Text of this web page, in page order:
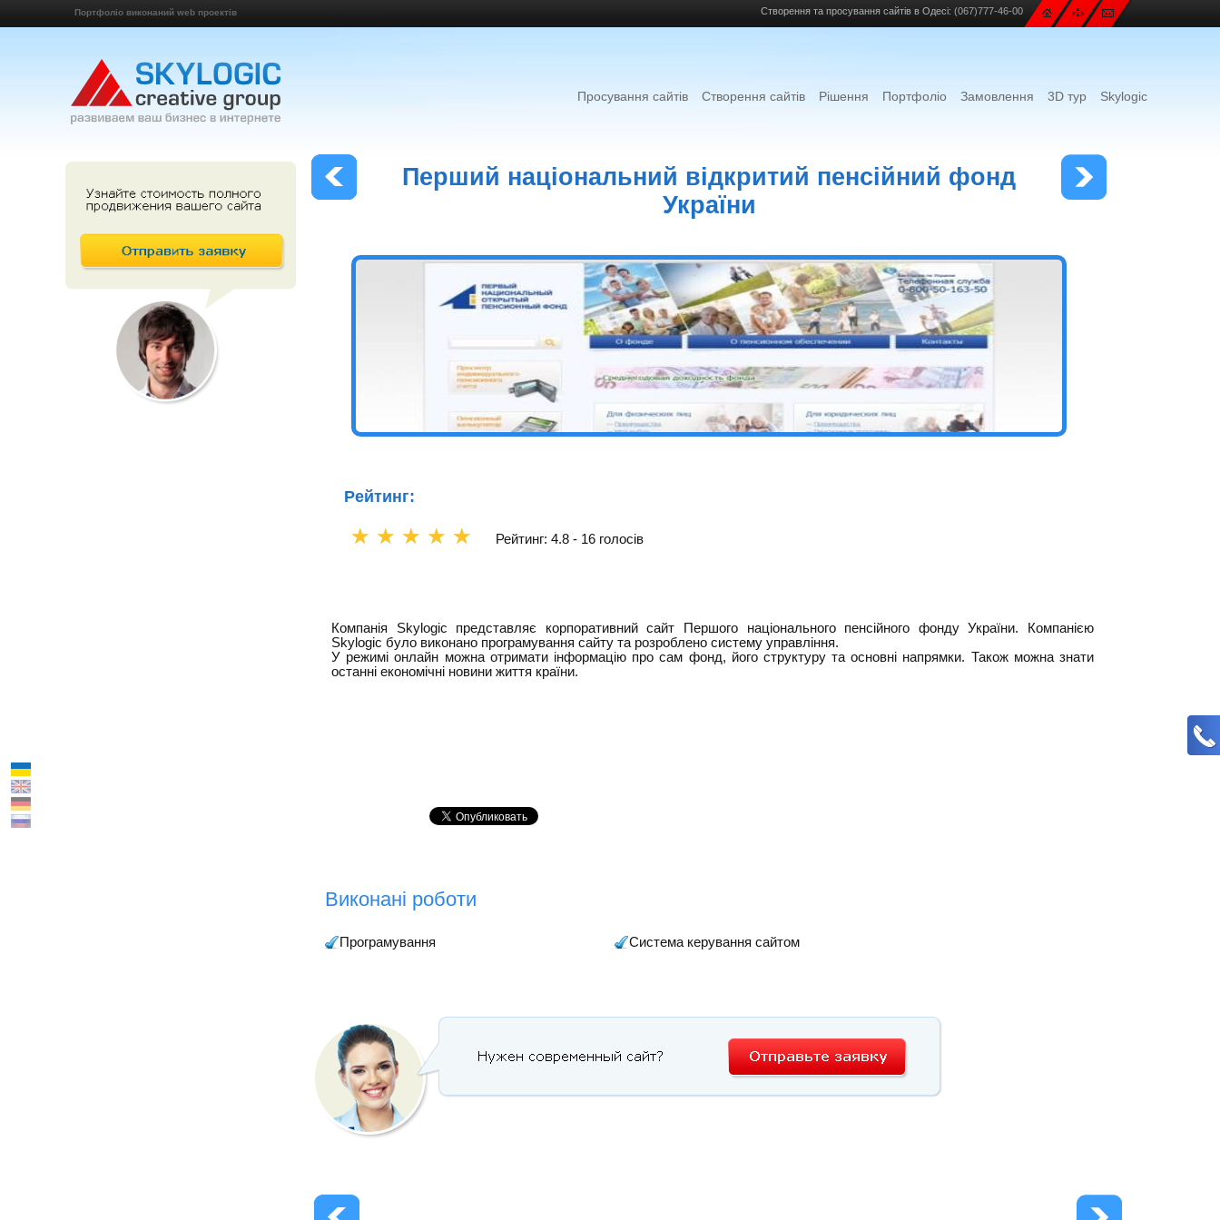
Портфоліо виконаний web проектів Створення та просування сайтів в Одесі: (067)777-46-00
Просування сайтів Створення сайтів Рішення Портфоліо Замовлення 3D тур Skylogic
Перший національний відкритий пенсійний фонд
України
Рейтинг:
☆
☆
☆
☆
☆ Рейтинг: 4.8 - 16 голосів
Компанія Skylogic представляє корпоративний сайт Першого національного пенсійного фонду України. Компанією
Skylogic було виконано програмування сайту та розроблено систему управління.
У режимі онлайн можна отримати інформацію про сам фонд, його структуру та основні напрямки. Також можна знати
останні економічні новини життя країни.
Виконані роботи
Програмування Система керування сайтом